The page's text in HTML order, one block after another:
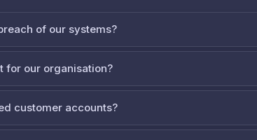
of our systems?
for our organisation?
customer accounts?